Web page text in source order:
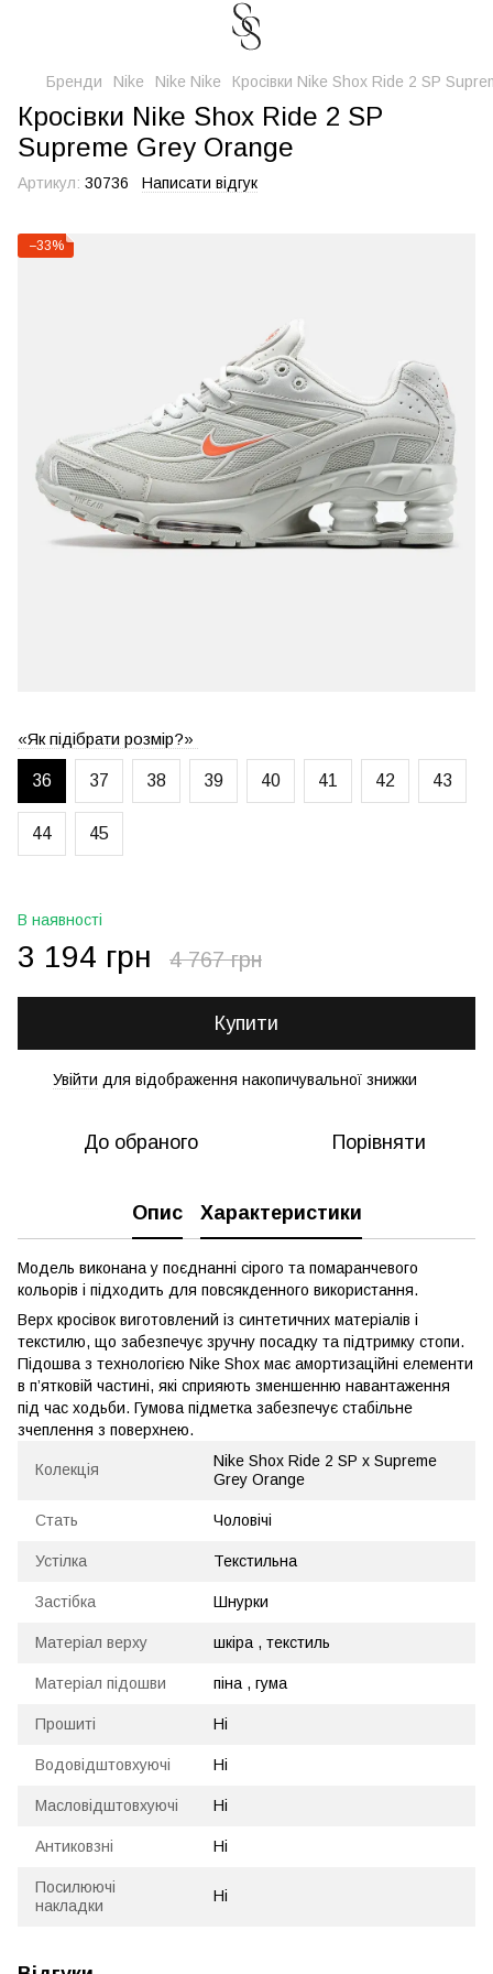
Бренди Nike Nike Nike Кросівки Nike Shox Ride 2 SP
Кросівки Nike Shox Ride 2 SP
Supreme Grey Orange
Артикул: 30736 Написати відгук
−33%
«Як підібрати розмір?»
36 37 38 39 40 41 42 43
44 45
В наявності
3 194 грн 4 767 грн
Купити
Увійти для відображення накопичувальної знижки
До обраного Порівняти
Опис Характеристики
Модель виконана у поєднанні сірого та помаранчевого
кольорів і підходить для повсякденного використання.
Верх кросівок виготовлений із синтетичних матеріалів і
текстилю, що забезпечує зручну посадку та підтримку стопи.
Підошва з технологією Nike Shox має амортизаційні елементи
в п’ятковій частині, які сприяють зменшенню навантаження
під час ходьби. Гумова підметка забезпечує стабільне
зчеплення з поверхнею.
Колекція
Nike Shox Ride 2 SP x Supreme
Grey Orange
Стать Чоловічі
Устілка Текстильна
Застібка Шнурки
Матеріал верху шкіра , текстиль
Матеріал підошви піна , гума
Прошиті Ні
Водовідштовхуючі Ні
Масловідштовхуючі Ні
Антиковзні Ні
Посилюючі
накладки
Ні